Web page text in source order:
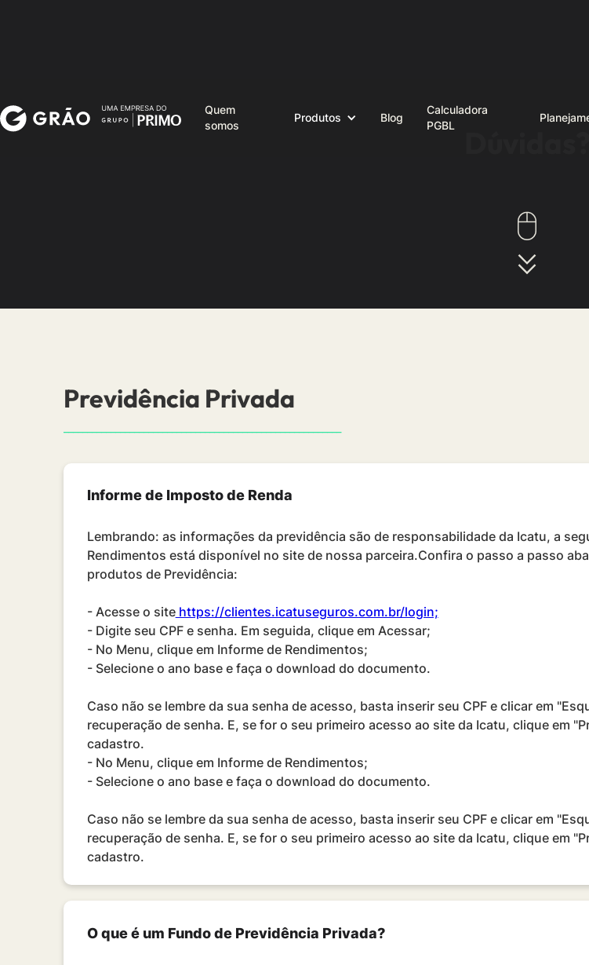
Quem
somos
Produtos Blog
Calculadora
PGBL
Previdência Privada
Informe de Imposto de Renda
Lembrando: as informações da previdência são de responsabilidade da Icatu, a
Rendimentos está disponível no site de nossa parceira.Confira o passo a passo
produtos de Previdência:
- Acesse o sitehttps://clientes.icatuseguros.com.br/login;
- Digite seu CPF e senha. Em seguida, clique em Acessar;
- No Menu, clique em Informe de Rendimentos;
- Selecione o ano base e faça o download do documento.
Caso não se lembre da sua senha de acesso, basta inserir seu CPF e clicar em
recuperação de senha. E, se for o seu primeiro acesso ao site da Icatu, clique em
cadastro.
- No Menu, clique em Informe de Rendimentos;
- Selecione o ano base e faça o download do documento.
Caso não se lembre da sua senha de acesso, basta inserir seu CPF e clicar em
recuperação de senha. E, se for o seu primeiro acesso ao site da Icatu, clique em
cadastro.
O que é um Fundo de Previdência Privada?